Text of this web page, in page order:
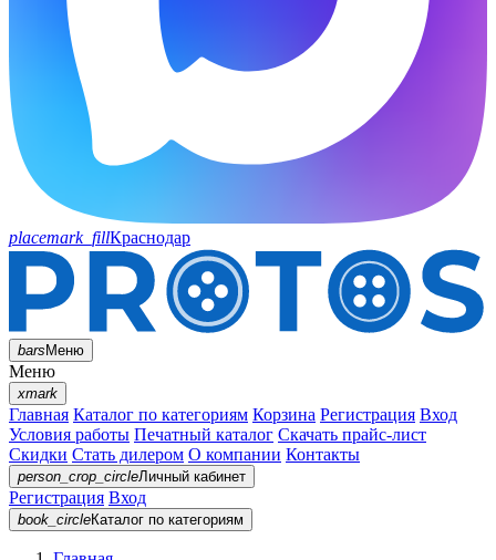
placemark_fillКраснодар
barsМеню
Меню
xmark
Главная Каталог по категориям Корзина Регистрация Вход
Условия работы Печатный каталог Скачать прайс-лист
Скидки Стать дилером О компании Контакты
person_crop_circleЛичный кабинет
Регистрация Вход
book_circleКаталог по категориям